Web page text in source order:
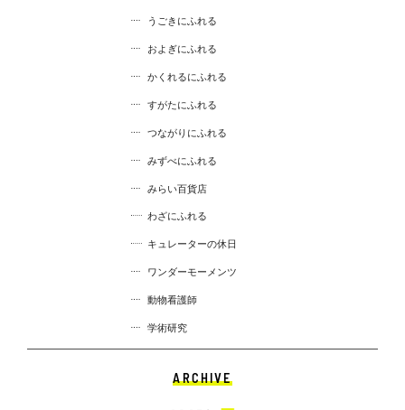
うごきにふれる
およぎにふれる
かくれるにふれる
すがたにふれる
つながりにふれる
みずべにふれる
みらい百貨店
わざにふれる
キュレーターの休日
ワンダーモーメンツ
動物看護師
学術研究
ARCHIVE